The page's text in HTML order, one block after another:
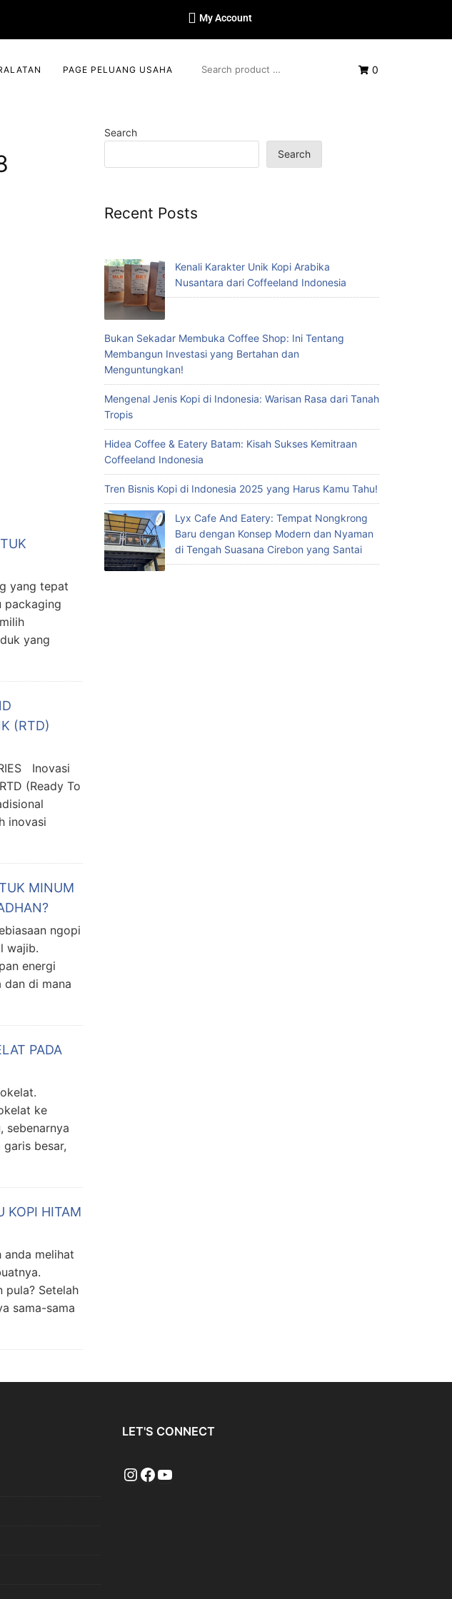
My Account
0
PAGE PELUANG USAHA
yang tepat
packaging
yang
(RTD)
Inovasi
(Ready To
inovasi
MINUM
ngopi
wajib.
energi
dan di mana
PADA
ke
sebenarnya
besar,
KOPI HITAM
anda melihat
pula? Setelah
sama-sama
Search
Search
Recent Posts
Kenali Karakter Unik Kopi Arabika
Nusantara dari Coffeeland Indonesia
Bukan Sekadar Membuka Coffee Shop: Ini Tentang
Membangun Investasi yang Bertahan dan
Menguntungkan!
Mengenal Jenis Kopi di Indonesia: Warisan Rasa dari Tanah
Tropis
Hidea Coffee & Eatery Batam: Kisah Sukses Kemitraan
Coffeeland Indonesia
Tren Bisnis Kopi di Indonesia 2025 yang Harus Kamu Tahu!
Lyx Cafe And Eatery: Tempat Nongkrong
Baru dengan Konsep Modern dan Nyaman
di Tengah Suasana Cirebon yang Santai
LET'S CONNECT